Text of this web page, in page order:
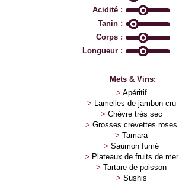
Acidité :
Tanin :
Corps :
Longueur :
Mets & Vins:
> Apéritif
>
Lamelles de jambon cru
> Chèvre très sec
> Grosses crevettes roses
> Tamara
> Saumon fumé
> Plateaux de fruits de mer
> Tartare de poisson
> Sushis